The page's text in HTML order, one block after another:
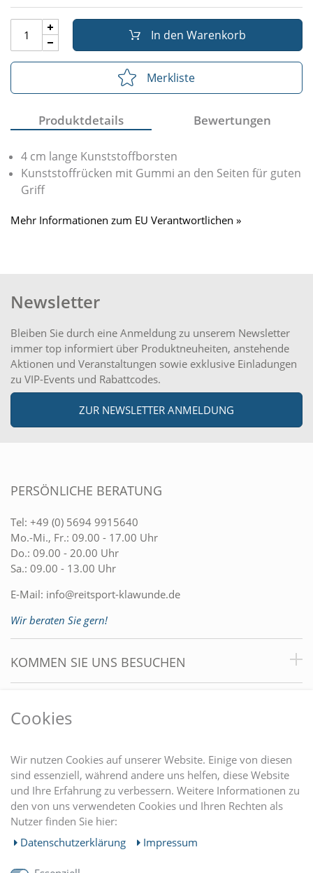
In den Warenkorb
Merkliste
Produktdetails Bewertungen
4 cm lange Kunststoffborsten
Kunststoffrücken mit Gummi an den Seiten für guten
Griff
Mehr Informationen zum EU Verantwortlichen »
Newsletter
Bleiben Sie durch eine Anmeldung zu unserem Newsletter
immer top informiert über Produktneuheiten, anstehende
Aktionen und Veranstaltungen sowie exklusive Einladungen
zu VIP-Events und Rabattcodes.
ZUR NEWSLETTER ANMELDUNG
PERSÖNLICHE BERATUNG
Tel: +49 (0) 5694 9915640
Mo.-Mi., Fr.: 09.00 - 17.00 Uhr
Do.: 09.00 - 20.00 Uhr
Sa.: 09.00 - 13.00 Uhr
E-Mail: info@reitsport-klawunde.de
Wir beraten Sie gern!
KOMMEN SIE UNS BESUCHEN
EINKAUFEN
MEIN KONTO
Cookies
Wir nutzen Cookies auf unserer Website. Einige von diesen
sind essenziell, während andere uns helfen, diese Website
und Ihre Erfahrung zu verbessern. Weitere Informationen zu
den von uns verwendeten Cookies und Ihren Rechten als
Nutzer finden Sie hier:
Daten­schutz­erklärung
Impressum